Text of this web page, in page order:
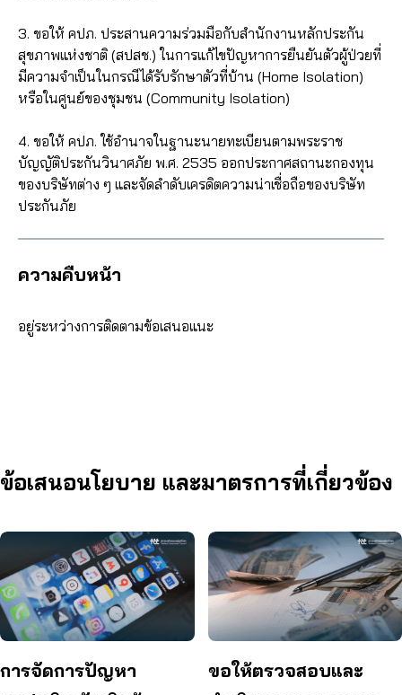
3. ขอให้ คปภ. ประสานความร่วมมือกับสำนักงานหลักประกัน
สุขภาพแห่งชาติ (สปสช.) ในการแก้ไขปัญหาการยืนยันตัวผู้ป่วยที่
มีความจำเป็นในกรณีได้รับรักษาตัวที่บ้าน (Home Isolation)
หรือในศูนย์ของชุมชน (Community Isolation)
4. ขอให้ คปภ. ใช้อำนาจในฐานะนายทะเบียนตามพระราช
บัญญัติประกันวินาศภัย พ.ศ. 2535 ออกประกาศสถานะกองทุน
ของบริษัทต่าง ๆ และจัดลำดับเครดิตความน่าเชื่อถือของบริษัท
ประกันภัย
ความคืบหน้า
อยู่ระหว่างการติดตามข้อเสนอแนะ
ข้อเสนอนโยบาย และมาตรการที่เกี่ยวข้อง
การจัดการปัญหา
ขอให้ตรวจสอบและ